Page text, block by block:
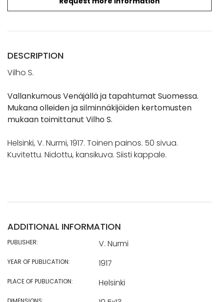
DESCRIPTION
Vilho S.
Vallankumous Venäjällä ja tapahtumat Suomessa.
Mukana olleiden ja silminnäkijöiden kertomusten
mukaan toimittanut Vilho S.
Helsinki, V. Nurmi, 1917. Toinen painos. 50 sivua.
Kuvitettu. Nidottu, kansikuva. Siisti kappale.
ADDITIONAL INFORMATION
PUBLISHER: V. Nurmi
YEAR OF PUBLICATION: 1917
PLACE OF PUBLICATION: Helsinki